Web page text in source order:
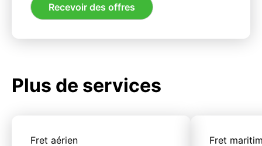
Recevoir des offres
Plus de services
Fret aérien
Fret